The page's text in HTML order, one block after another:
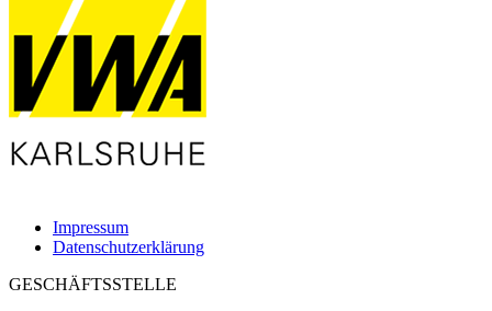
Impressum
Datenschutzerklärung
GESCHÄFTSSTELLE